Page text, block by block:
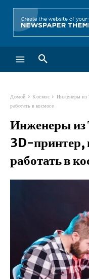
Домой Космос
Инженеры из
работать в космосе
Инженеры из
3D-принтер,
работать в